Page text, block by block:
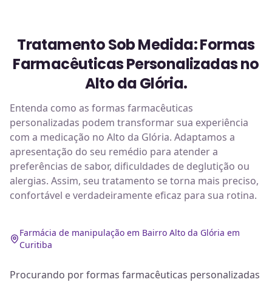
Tratamento Sob Medida: Formas
Farmacêuticas Personalizadas no
Alto da Glória.
Entenda como as formas farmacêuticas
personalizadas podem transformar sua experiência
com a medicação no Alto da Glória. Adaptamos a
apresentação do seu remédio para atender a
preferências de sabor, dificuldades de deglutição ou
alergias. Assim, seu tratamento se torna mais preciso,
confortável e verdadeiramente eficaz para sua rotina.
Farmácia de manipulação em Bairro Alto da Glória em
Curitiba
Procurando por formas farmacêuticas personalizadas